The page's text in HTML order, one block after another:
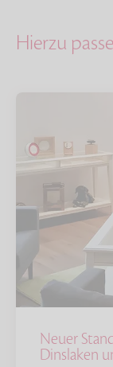
Hierzu
Neuer
Dinslaken